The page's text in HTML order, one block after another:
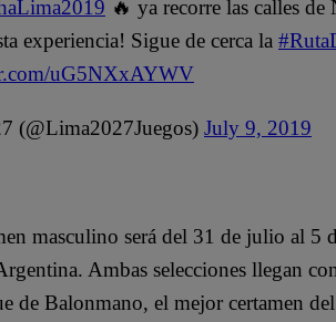
🔥 ya recorre las calles de
experiencia! Sigue de cerca la
uG5NXxAYWV
(@Lima2027Juegos) July 9, 2019
masculino será del 31 de julio al 5
Ambas selecciones llegan
de Balonmano, el mejor certamen